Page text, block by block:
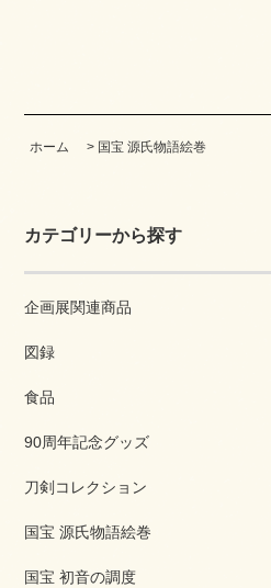
ホーム > 国宝 源氏物語絵巻
カテゴリーから探す
企画展関連商品
図録
食品
90周年記念グッズ
刀剣コレクション
国宝 源氏物語絵巻
国宝 初音の調度